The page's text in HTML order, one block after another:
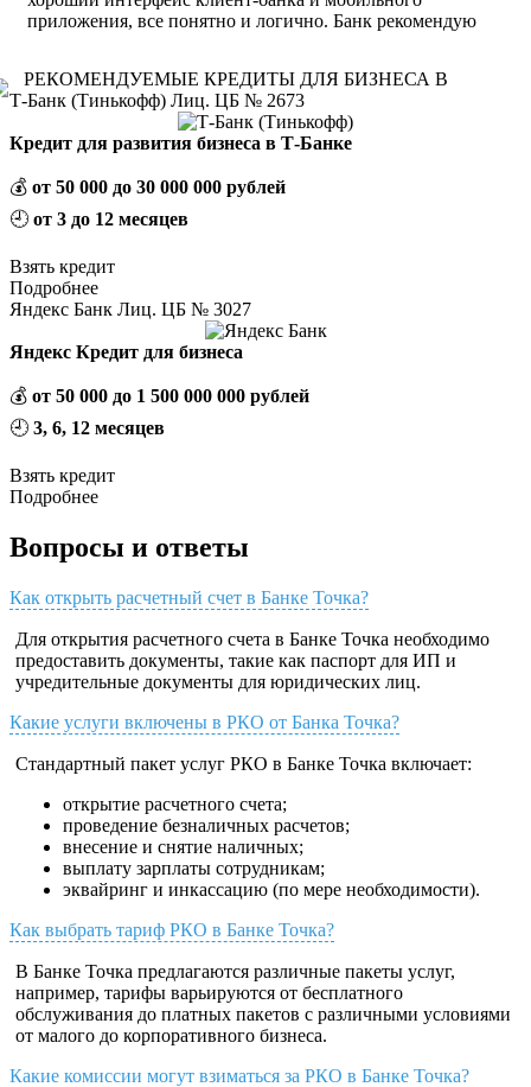
приложения, все понятно и логично. Банк рекомендую
РЕКОМЕНДУЕМЫЕ КРЕДИТЫ ДЛЯ БИЗНЕСА В
Т-Банк (Тинькофф) Лиц. ЦБ № 2673
Кредит для развития бизнеса в Т-Банке
💰 от 50 000 до 30 000 000 рублей
🕘 от 3 до 12 месяцев
Взять кредит
Подробнее
Яндекс Банк Лиц. ЦБ № 3027
Яндекс Кредит для бизнеса
💰 от 50 000 до 1 500 000 000 рублей
🕘 3, 6, 12 месяцев
Взять кредит
Подробнее
Вопросы и ответы
Как открыть расчетный счет в Банке Точка?
Для открытия расчетного счета в Банке Точка необходимо
предоставить документы, такие как паспорт для ИП и
учредительные документы для юридических лиц.
Какие услуги включены в РКО от Банка Точка?
Стандартный пакет услуг РКО в Банке Точка включает:
открытие расчетного счета;
проведение безналичных расчетов;
внесение и снятие наличных;
выплату зарплаты сотрудникам;
эквайринг и инкассацию (по мере необходимости).
Как выбрать тариф РКО в Банке Точка?
В Банке Точка предлагаются различные пакеты услуг,
например, тарифы варьируются от бесплатного
обслуживания до платных пакетов с различными условиями
от малого до корпоративного бизнеса.
Какие комиссии могут взиматься за РКО в Банке Точка?